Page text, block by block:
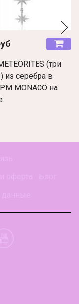
(три
из серебра в
MONACO на